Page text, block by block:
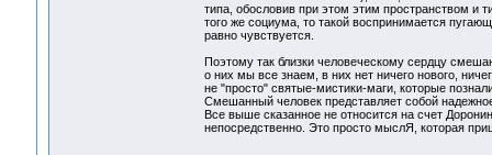
типа, обословив при этом этим пространством и
того же социума, то такой воспринимается
равно чувствуется.
Поэтому так близки человеческому сердцу
о них мы все знаем, в них нет ничего нового,
не "просто" святые-мистики-маги, которые
Смешанный человек представляет собой
Все выше сказанное не относится на счет
непосредственно. Это просто мыслЯ, которая